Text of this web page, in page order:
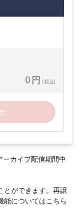
0 円 (税込)
カイブ配信期間中
とができます。再譲
能についてはこちら